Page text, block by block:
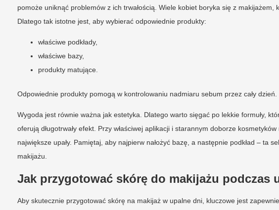
pomoże uniknąć problemów z ich trwałością. Wiele kobiet boryka się z makijażem,
Dlatego tak istotne jest, aby wybierać odpowiednie produkty:
właściwe podkłady,
właściwe bazy,
produkty matujące.
Odpowiednie produkty pomogą w kontrolowaniu nadmiaru sebum przez cały dzień.
Wygoda jest równie ważna jak estetyka. Dlatego warto sięgać po lekkie formuły,
oferują długotrwały efekt. Przy właściwej aplikacji i starannym doborze
największe upały. Pamiętaj, aby najpierw nałożyć bazę, a następnie podkład – ta
makijażu.
Jak przygotować skórę do makijażu podczas
Aby skutecznie przygotować skórę na makijaż w upalne dni, kluczowe jest